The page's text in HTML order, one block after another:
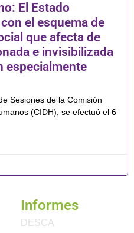
El Estado
el esquema de
que afecta de
e invisibilizada
especialmente
Sesiones de la Comisión
(CIDH), se efectuó el 6
Informes
DESCA